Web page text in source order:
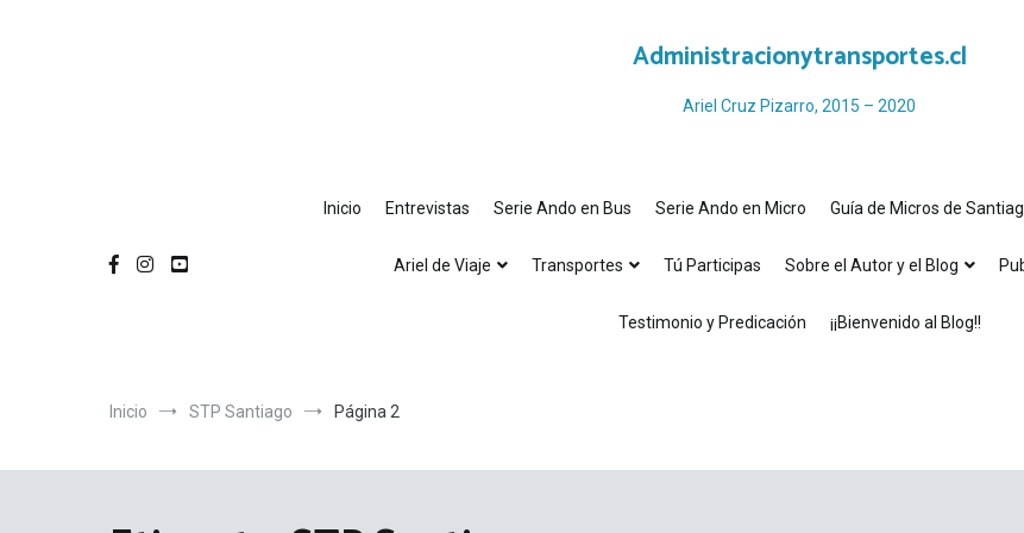
Administracionytransportes.cl
Ariel Cruz Pizarro, 2015 – 2020
Inicio Entrevistas Serie Ando en Bus Serie Ando en Micro Guía de Micros de
Ariel de Viaje Transportes Tú Participas Sobre el Autor y el Blog
Testimonio y Predicación ¡¡Bienvenido al Blog!!
Inicio STP Santiago Página 2